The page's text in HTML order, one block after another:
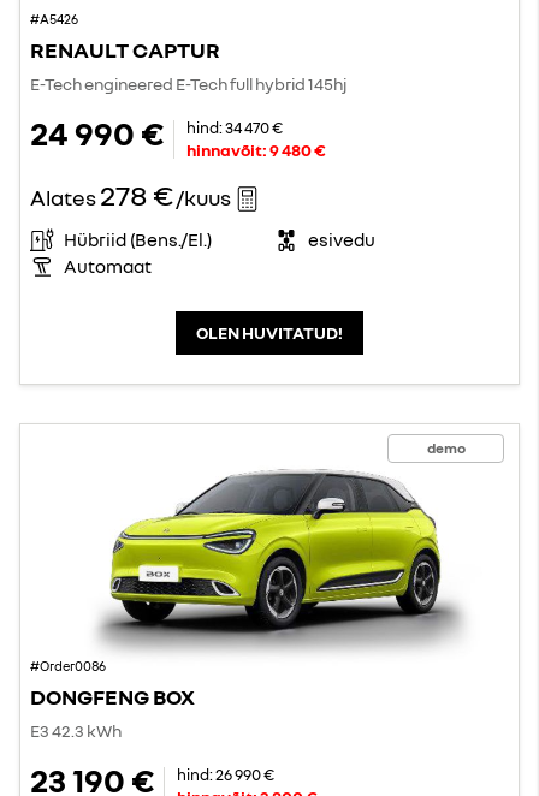
#A5426
RENAULT CAPTUR
E-Tech engineered E-Tech full hybrid 145hj
24 990 € hind:34 470 €
hinnavõit:9 480 €
Alates278 €/kuus
Hübriid (Bens./El.)
esivedu
Automaat
OLEN HUVITATUD!
demo
#Order0086
DONGFENG BOX
E3 42.3 kWh
23 190 € hind:26 990 €